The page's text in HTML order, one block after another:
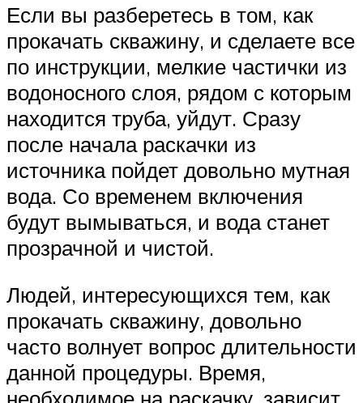
Если вы разберетесь в том, как
прокачать скважину, и сделаете все
по инструкции, мелкие частички из
водоносного слоя, рядом с которым
находится труба, уйдут. Сразу
после начала раскачки из
источника пойдет довольно мутная
вода. Со временем включения
будут вымываться, и вода станет
прозрачной и чистой.
Людей, интересующихся тем, как
прокачать скважину, довольно
часто волнует вопрос длительности
данной процедуры. Время,
необходимое на раскачку, зависит